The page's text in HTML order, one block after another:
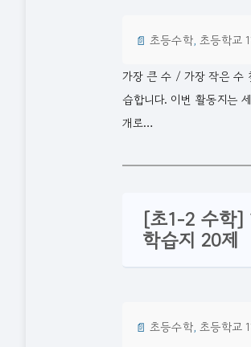
📄 초등수학, 초등학교
가장 큰 수 / 가장 작은 수
습합니다. 이번 활동지는
개로…
[초1-2 수학]
학습지 20제
📄 초등수학, 초등학교